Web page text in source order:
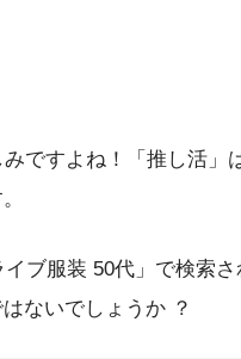
ですよね！「推し活」
ブ服装 50代」で検索
ないでしょうか ？